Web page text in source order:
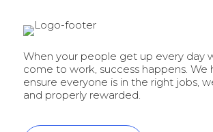
When your people get up every day
come to work, success happens. We
ensure everyone is in the right jobs,
and properly rewarded.